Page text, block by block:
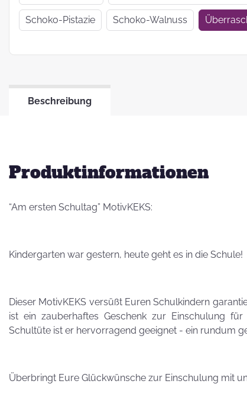
verkrümelt...
2021
Besuch von
KEKSRekorde
Schoko-Pistazie Schoko-Walnuss
Beschreibung
Produktinformationen
“Am ersten Schultag” MotivKEKS:
Kindergarten war gestern, heute geht es in die Schule!
Dieser MotivKEKS versüßt Euren Schulkindern
ist ein zauberhaftes Geschenk zur Einschulung
Schultüte ist er hervorragend geeignet - ein rundum
Überbringt Eure Glückwünsche zur Einschulung mit